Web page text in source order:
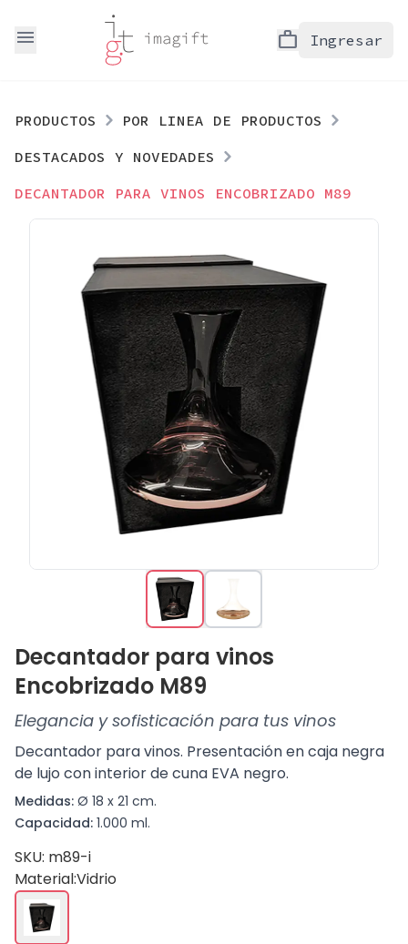
menu work Ingresar
PRODUCTOS
POR LINEA DE PRODUCTOS
DESTACADOS Y NOVEDADES
DECANTADOR PARA VINOS ENCOBRIZADO M89
Decantador para vinos
Encobrizado M89
Elegancia y sofisticación para tus vinos
Decantador para vinos. Presentación en caja negra
de lujo con interior de cuna EVA negro.
Medidas: Ø 18 x 21 cm.
Capacidad: 1.000 ml.
SKU: m89-i
Material:Vidrio